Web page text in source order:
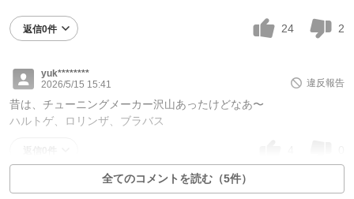
返信0件 24 2
yuk********
2026/5/15 15:41
違反報告
昔は、チューニングメーカー沢山あったけどなあ〜
ハルトゲ、ロリンザ、ブラバス
全てのコメントを読む（5件）